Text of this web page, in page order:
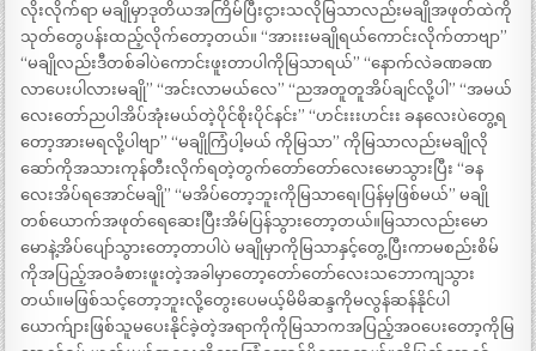
လိုးလိုက်ရာ မချိုမှာဒုတိယအကြိမ်ပြီးငွားသလိုမြသာလည်းမချိုအဖုတ်ထဲကို
သုတ်တွေပန်းထည့်လိုက်တော့တယ်။ “အားးးမချိုရယ်ကောင်းလိုက်တာဗျာ”
“မချိုလည်းဒီတစ်ခါပဲကောင်းဖူးတာပါကိုမြသာရယ်” “နောက်လဲခဏခဏ
လာပေးပါလားမချို” “အင်းလာမယ်လေ” “ညအတူတူအိပ်ချင်လို့ပါ” “အမယ်
လေးတော်ညပါအိပ်အုံးမယ်တဲ့ပိုင်စိုးပိုင်နင်း” “ဟင်းးးဟင်းး ခနလေးပဲတွေ့ရ
တော့အားမရလို့ပါဗျာ” “မချိုကြံပါ့မယ် ကိုမြသာ” ကိုမြသာလည်းမချိုလို
ဆော်ကိုအသားကုန်တီးလိုက်ရတဲ့တွက်တော်တော်လေးမောသွားပြီး “ခန
လေးအိပ်ရအောင်မချို” “မအိပ်တော့ဘူးကိုမြသာရေ၊ပြန်မှဖြစ်မယ်” မချို
တစ်ယောက်အဖုတ်ရေဆေးပြီးအိမ်ပြန်သွားတော့တယ်။မြသာလည်းမော
မောနဲ့အိပ်ပျော်သွားတော့တာပါပဲ မချိုမှာကိုမြသာနှင့်တွေ့ပြီးကာမစည်းစိမ်
ကိုအပြည့်အဝခံစားဖူးတဲ့အခါမှာတော့တော်တော်လေးသဘောကျသွား
တယ်။မဖြစ်သင့်တော့ဘူးလို့တွေးပေမယ့်မိမိဆန္ဒကိုမလွန်ဆန်နိုင်ပါ
ယောက်ျားဖြစ်သူမပေးနိုင်ခဲ့တဲ့အရာကိုကိုမြသာကအပြည့်အဝပေးတော့ကိုမြ